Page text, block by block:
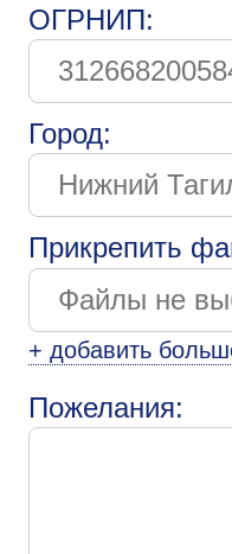
ОГРНИП:
Город:
Прикрепить
+ добавить
Пожелания: